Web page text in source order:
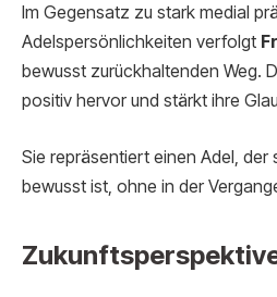
Im Gegensatz zu stark medial
Adelspersönlichkeiten verfolgt
bewusst zurückhaltenden Weg.
positiv hervor und stärkt ihre
Sie repräsentiert einen Adel,
bewusst ist, ohne in der